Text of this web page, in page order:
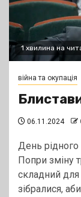
1 хвилина на
війна та окупація
06.11.2024
День рідного
Попри зміну
складний для
зібралися,